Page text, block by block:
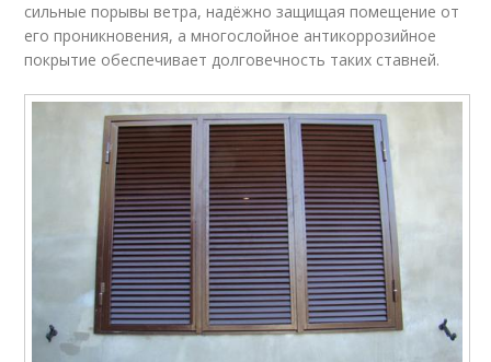
сильные порывы ветра, надёжно защищая помещение от
его проникновения, а многослойное антикоррозийное
покрытие обеспечивает долговечность таких ставней.